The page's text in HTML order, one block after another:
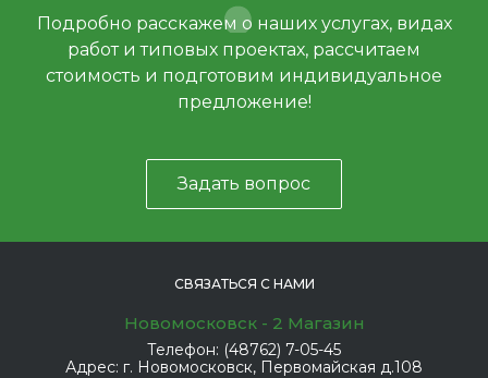
Подробно расскажем о наших услугах, видах
работ и типовых проектах, рассчитаем
стоимость и подготовим индивидуальное
предложение!
Задать вопрос
СВЯЗАТЬСЯ С НАМИ
Новомосковск - 2 Магазин
Телефон: (48762) 7-05-45
Адрес: г. Новомосковск, Первомайская д.108